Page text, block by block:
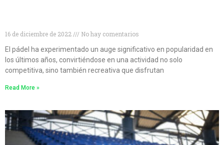
16 de diciembre de 2022
No hay comentarios
El pádel ha experimentado un auge significativo en popularidad en
los últimos años, convirtiéndose en una actividad no solo
competitiva, sino también recreativa que disfrutan
Read More »